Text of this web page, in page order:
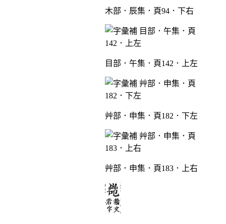
木部．辰集．頁94．下右
目部．午集．頁142．上左
艸部．申集．頁182．下左
艸部．申集．頁183．上右